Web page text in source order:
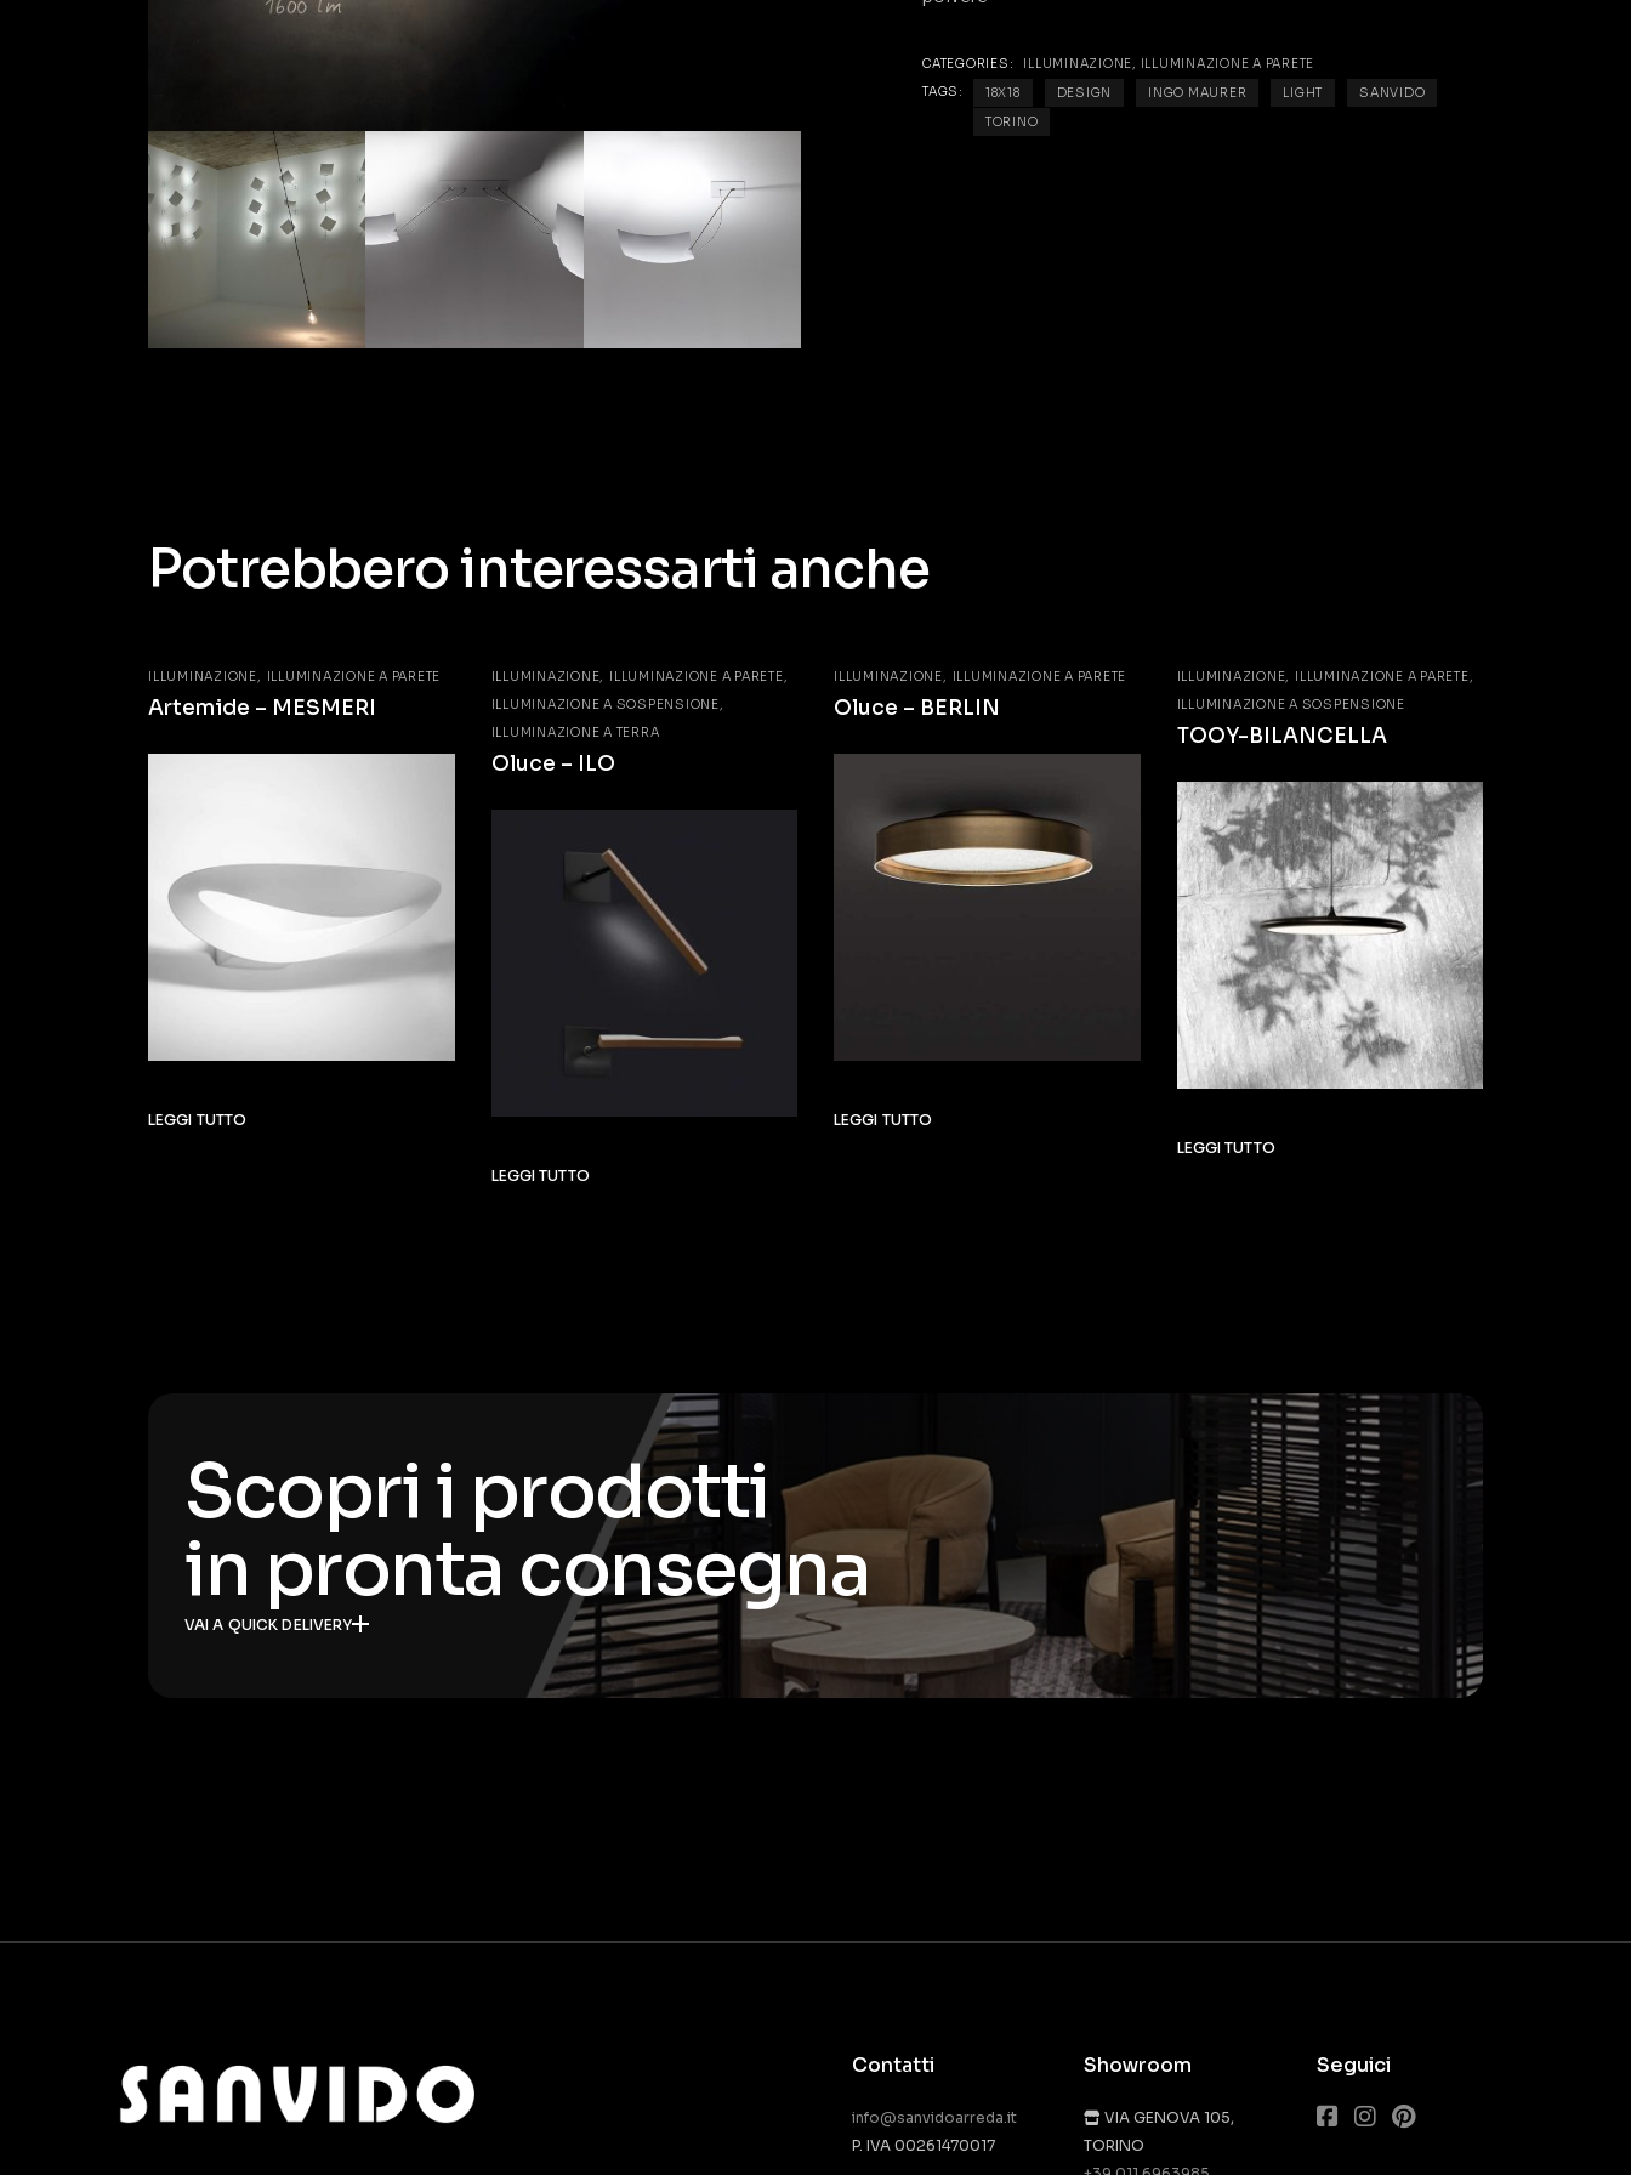
CATEGORIES: ILLUMINAZIONE, ILLUMINAZIONE A PARETE
TAGS:
18X18 DESIGN INGO MAURER LIGHT
SANVIDO
TORINO
Potrebbero interessarti anche
LEGGI TUTTO
ILLUMINAZIONE ILLUMINAZIONE A PARETE
Artemide – MESMERI
LEGGI TUTTO
ILLUMINAZIONE
ILLUMINAZIONE A PARETE
ILLUMINAZIONE A SOSPENSIONE
ILLUMINAZIONE A TERRA
Oluce – ILO
LEGGI TUTTO
ILLUMINAZIONE ILLUMINAZIONE A PARETE
Oluce – BERLIN
LEGGI TUTTO
ILLUMINAZIONE
ILLUMINAZIONE A PARETE
ILLUMINAZIONE A SOSPENSIONE
TOOY-BILANCELLA
Scopri i prodotti
in pronta consegna
VAI A QUICK DELIVERY
Contatti
info@sanvidoarreda.it
P. IVA 00261470017
Showroom
VIA GENOVA 105,
TORINO
Seguici